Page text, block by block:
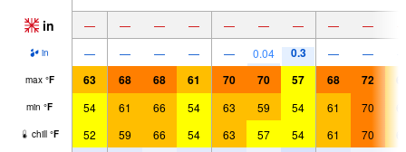
in — — — — — — — — —
in — — — — — 0.04 0.3 — —
max °F 63 68 68 61 70 70 57 68 72
min °F 54 61 66 54 63 59 54 61 70
chill °F 52 59 66 54 63 57 54 61 70